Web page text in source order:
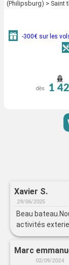
(Philipsburg) > Saint
-300€ sur les
dès 1
Xavier S.
29/06/2025
Beau
activités
Marc
02/09/2024